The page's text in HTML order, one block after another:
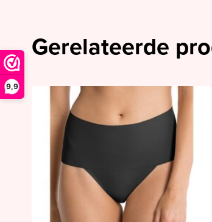
9,9
Gerelateerde